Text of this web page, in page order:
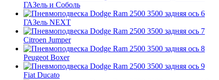
ГАЗель и Соболь
ГАЗель NEXT
Citroen Jumper
Peugeot Boxer
Fiat Ducato